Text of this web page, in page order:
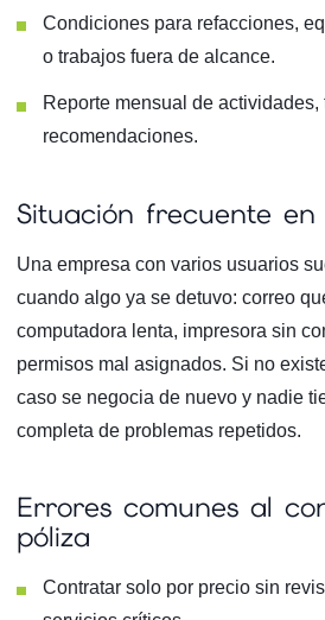
Condiciones para refacciones,
o trabajos fuera de alcance.
Reporte mensual de
recomendaciones.
Situación frecuente en
Una empresa con varios usuarios
cuando algo ya se detuvo: correo
computadora lenta, impresora sin
permisos mal asignados. Si no
caso se negocia de nuevo y nadie
completa de problemas repetidos.
Errores comunes al
póliza
Contratar solo por precio sin